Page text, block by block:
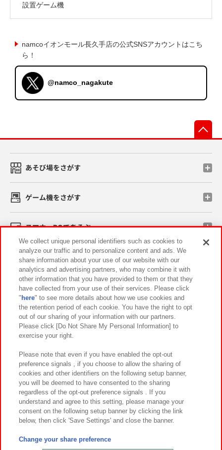
設置ゲーム機
namcoイオンモール長久手店の公式SNSアカウントはこち
ら！
@namco_nagakute
あそび場をさがす
ゲーム機をさがす
スマホ・PCであそぶ
イベント・キャンペーン
関連会社 サステナビリティ サイトポリシー
プライバシーポリシー ウェブアクセシビリティ方針と検証結果
お取引先さまとともに
カスタマーハラスメント対応方針 よくあるご質問・お問い合わせ
©Bandai Namco Amusement Inc.
©Bandai Namco Amusement Lab Inc.
We collect unique personal identifiers such as cookies to
analyze our traffic and to personalize content and ads. We
share information about your use of our website with our
analytics and advertising partners, who may combine it with
other information that you have provided to them or that they
have collected from your use of their services. Please click
" here" to see more details about how we use cookies and
the retention period of each cookie. You have the right to opt
out of our sharing of your information with our partners.
Please click [Do Not Share My Personal Information] to
exercise your right.
Please note that even if you have enabled the opt-out
preference signals , if you choose to allow the sharing of
cookies and other identifiers on the following setup banner,
you will be deemed to have consented to the sharing
regardless of the opt-out preference signals . If you
understand and agree to this setting, please manage your
consent on the following setup banner by clicking the link
below, then click 'Save Settings' and close the banner.
Change your share preference